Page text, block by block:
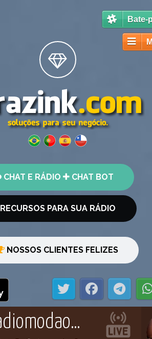
Bate-
CHAT E RÁDIO CHAT BOT
RECURSOS PARA SUA RÁDIO
NOSSOS CLIENTES FELIZES